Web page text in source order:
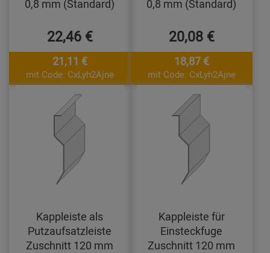
0,8 mm (Standard)
22,46 €
21,11 €
mit Code: CxLyh2Ajne
0,8 mm (Standard)
20,08 €
18,87 €
mit Code: CxLyh2Ajne
Kappleiste als
Putzaufsatzleiste
Zuschnitt 120 mm
Kappleiste für
Einsteckfuge
Zuschnitt 120 mm